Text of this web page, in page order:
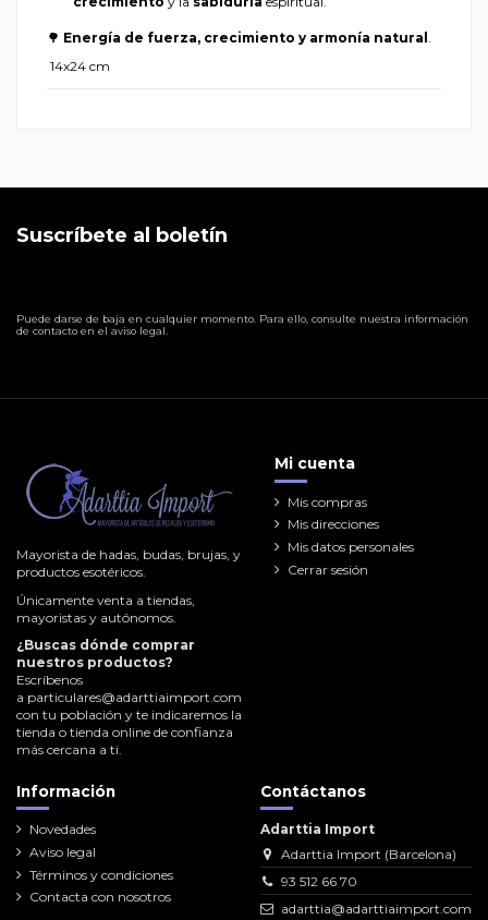
🌳 Energía de fuerza, crecimiento y armonía natural .
14x24 cm
Suscríbete al boletín
Puede darse de baja en cualquier momento. Para ello, consulte nuestra información
de contacto en el aviso legal.
Mayorista de hadas, budas, brujas, y
productos esotéricos.
Únicamente venta a tiendas,
mayoristas y autónomos.
¿Buscas dónde comprar
nuestros productos?
Escríbenos
a particulares@adarttiaimport.com
con tu población y te indicaremos la
tienda o tienda online de confianza
más cercana a ti.
Mi cuenta
Mis compras
Mis direcciones
Mis datos personales
Cerrar sesión
Información
Novedades
Aviso legal
Términos y condiciones
Contacta con nosotros
Contáctanos
Adarttia Import
Adarttia Import (Barcelona)
93 512 66 70
adarttia@adarttiaimport.com